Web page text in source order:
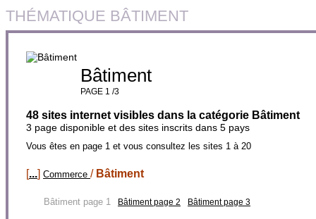
THÉMATIQUE BÂTIMENT
Bâtiment
PAGE 1 /3
48 sites internet visibles dans la catégorie Bâtiment
3 page disponible et des sites inscrits dans 5 pays
Vous êtes en page 1 et vous consultez les sites 1 à 20
[...] Commerce / Bâtiment
Bâtiment page 1 Bâtiment page 2 Bâtiment page 3